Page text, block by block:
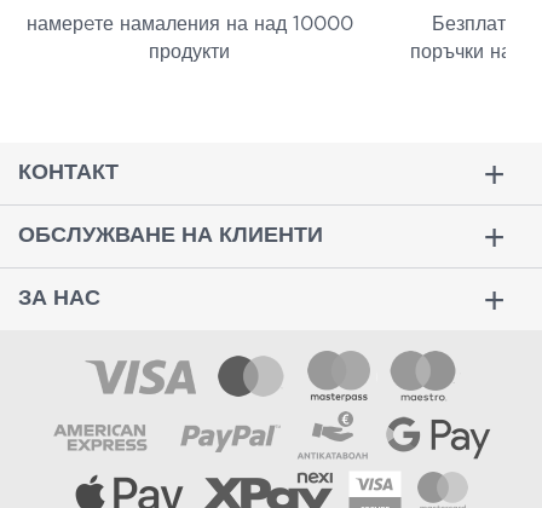
намерeте намаления на над 10000
продукти
Безплатна
поръчки над
КОНТАКТ
ОБСЛУЖВАНЕ НА КЛИЕНТИ
ЗА НАС